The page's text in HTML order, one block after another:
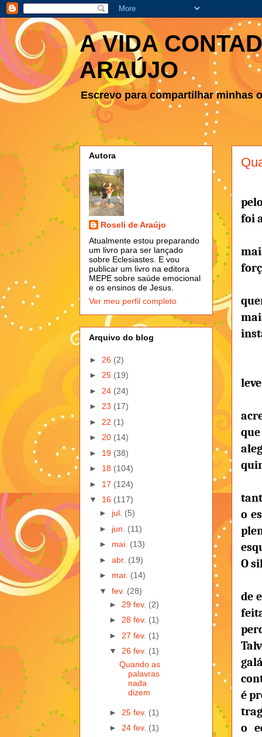
A VIDA
ARAÚJO
Escrevo para compartilhar minhas
foi
o
O
de
é
o
Autora
Roseli de Araújo
Atualmente estou preparando
um livro para ser lançado
sobre Eclesiastes. E vou
publicar um livro na editora
MEPE sobre saúde emocional
e os ensinos de Jesus.
Ver meu perfil completo
Arquivo do blog
► 26 (2)
► 25 (19)
► 24 (24)
► 23 (17)
► 22 (1)
► 20 (14)
► 19 (38)
► 18 (104)
► 17 (124)
▼ 16 (117)
► jul. (5)
► jun. (11)
► mai. (13)
► abr. (19)
► mar. (14)
▼ fev. (28)
► 29 fev. (2)
► 28 fev. (1)
► 27 fev. (1)
▼ 26 fev. (1)
Quando as
palavras
nada
dizem
► 25 fev. (1)
► 24 fev. (1)